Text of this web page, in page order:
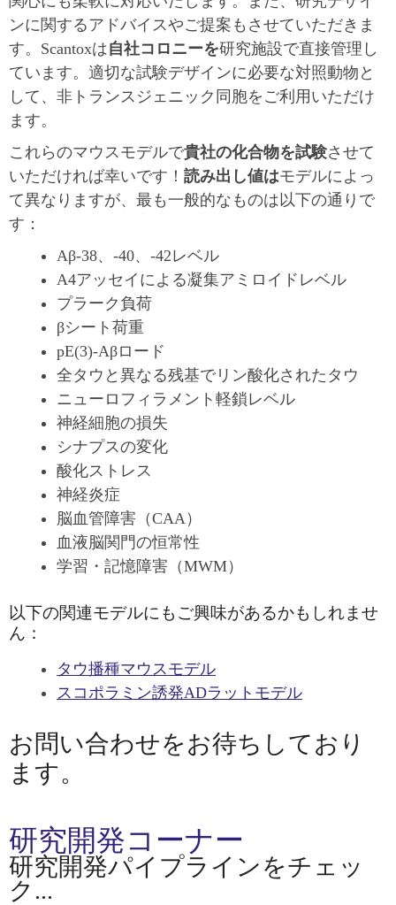
ンに関するアドバイスやご提案もさせていただきま
す。Scantoxは自社コロニーを研究施設で直接管理し
ています。適切な試験デザインに必要な対照動物と
して、非トランスジェニック同胞をご利用いただけ
ます。
これらのマウスモデルで貴社の化合物を試験させて
いただければ幸いです！ 読み出し値はモデルによっ
て異なりますが、最も一般的なものは以下の通りで
す：
Aβ-38、-40、-42レベル
A4アッセイによる凝集アミロイドレベル
プラーク負荷
βシート荷重
pE(3)-Aβロード
全タウと異なる残基でリン酸化されたタウ
ニューロフィラメント軽鎖レベル
神経細胞の損失
シナプスの変化
酸化ストレス
神経炎症
脳血管障害（CAA）
血液脳関門の恒常性
学習・記憶障害（MWM）
以下の関連モデルにもご興味があるかもしれませ
ん：
タウ播種マウスモデル
スコポラミン誘発ADラットモデル
お問い合わせをお待ちしており
ます。
研究開発コーナー
研究開発パイプラインをチェッ
ク...